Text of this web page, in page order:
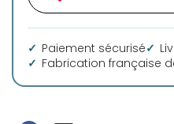
Paiement sécurisé
Fabrication française